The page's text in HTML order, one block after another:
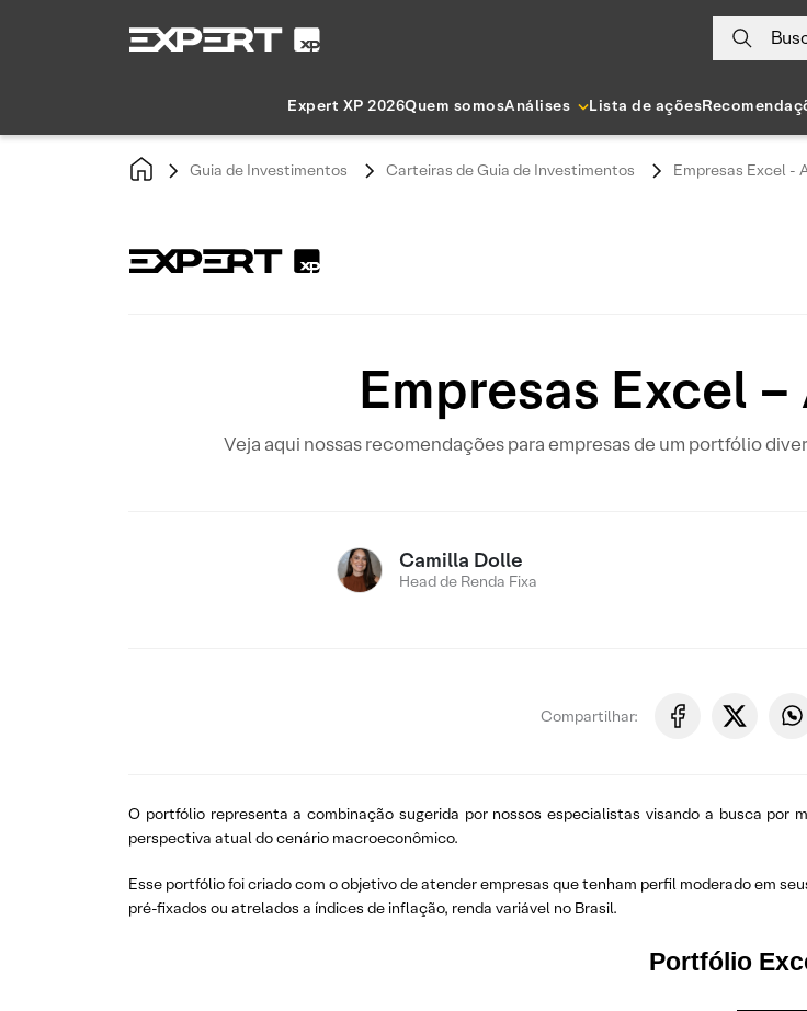
Expert XP 2026Quem somosAnálises Lista de ações
Guia de Investimentos Carteiras de Guia de Investimentos Empresas Excel -
Empresas Excel
Veja aqui nossas recomendações para empresas de um portfólio
Camilla Dolle
Head de Renda Fixa
Compartilhar:
O portfólio representa a combinação sugerida por nossos especialistas visando a busca por
perspectiva atual do cenário macroeconômico.
Esse portfólio foi criado com o objetivo de atender empresas que tenham perfil moderado em
pré-fixados ou atrelados a índices de inflação, renda variável no Brasil.
Portfólio